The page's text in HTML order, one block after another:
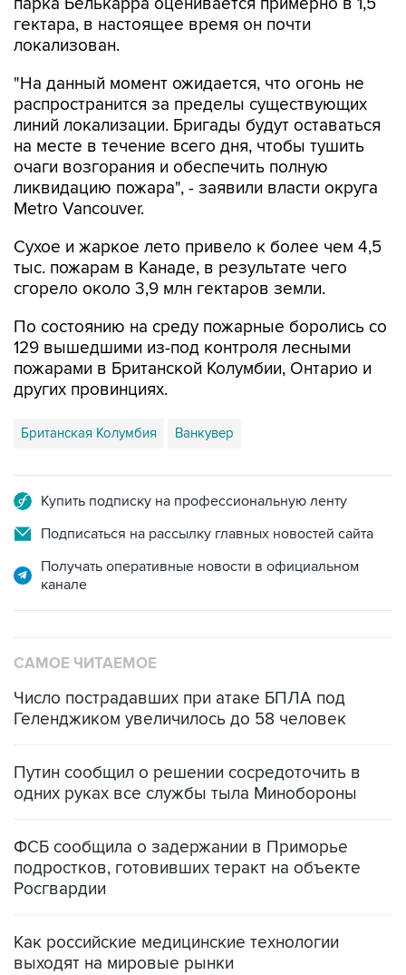
гектара, в настоящее время он почти
локализован.
"На данный момент ожидается, что огонь не
распространится за пределы существующих
линий локализации. Бригады будут оставаться
на месте в течение всего дня, чтобы тушить
очаги возгорания и обеспечить полную
ликвидацию пожара", - заявили власти округа
Metro Vancouver.
Сухое и жаркое лето привело к более чем 4,5
тыс. пожарам в Канаде, в результате чего
сгорело около 3,9 млн гектаров земли.
По состоянию на среду пожарные боролись со
129 вышедшими из-под контроля лесными
пожарами в Британской Колумбии, Онтарио и
других провинциях.
Британская Колумбия Ванкувер
Купить подписку на профессиональную ленту
Подписаться на рассылку главных новостей сайта
Получать оперативные новости в официальном
канале
САМОЕ ЧИТАЕМОЕ
Число пострадавших при атаке БПЛА под
Геленджиком увеличилось до 58 человек
Путин сообщил о решении сосредоточить в
одних руках все службы тыла Минобороны
ФСБ сообщила о задержании в Приморье
подростков, готовивших теракт на объекте
Росгвардии
Как российские медицинские технологии
выходят на мировые рынки